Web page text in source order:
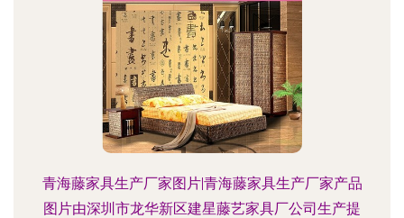
青海藤家具生产厂家图片|青海藤家具生产厂家产品
图片由深圳市龙华新区建星藤艺家具厂公司生产提